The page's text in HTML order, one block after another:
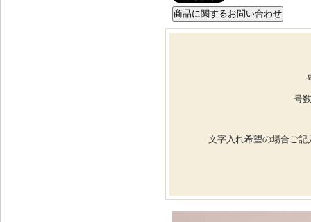
号
文字入れ希望の場合ご